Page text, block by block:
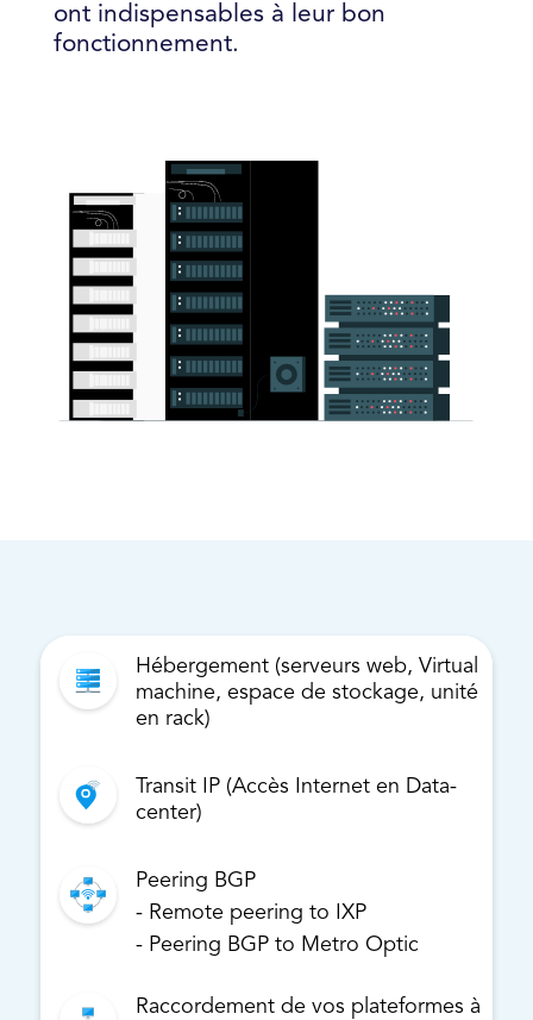
ont indispensables à leur bon
fonctionnement.
Hébergement (serveurs web, Virtual
machine, espace de stockage, unité
en rack)
Transit IP (Accès Internet en Data-
center)
Peering BGP
- Remote peering to IXP
- Peering BGP to Metro Optic
Raccordement de vos plateformes à